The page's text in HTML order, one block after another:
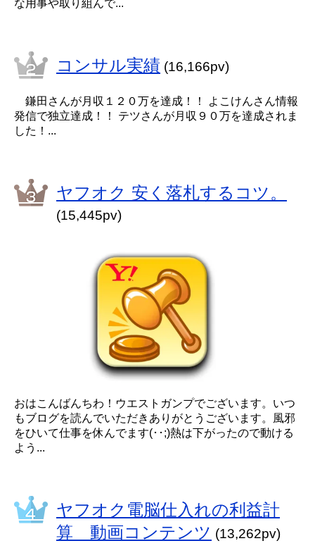
な用事や取り組んで...
コンサル実績 (16,166pv)
鎌田さんが月収１２０万を達成！！ よこけんさん情報
発信で独立達成！！ テツさんが月収９０万を達成されま
した！...
ヤフオク 安く落札するコツ。
(15,445pv)
おはこんばんちわ！ウエストガンプでございます。いつ
もブログを読んでいただきありがとうございます。風邪
をひいて仕事を休んでます(･･;)熱は下がったので動ける
よう...
ヤフオク電脳仕入れの利益計
算 動画コンテンツ (13,262pv)